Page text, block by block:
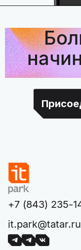
+7 (843) 235-
it.park@tatar.ru